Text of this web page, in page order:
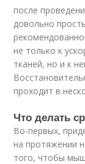
после
довольно
не только к
тканей, но и к
проходит в
Что делать
Во-первых,
на протяжении
того, чтобы